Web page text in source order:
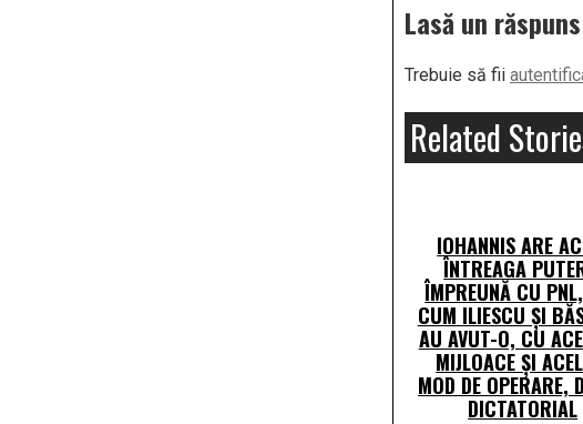
Lasă un răspuns
Trebuie să fii
Related
IOHANNIS ARE
ÎNTREAGA
ÎMPREUNĂ CU
CUM ILIESCU ȘI
AU AVUT-O, CU
MIJLOACE ȘI
MOD DE OPERARE,
DICTATORIAL